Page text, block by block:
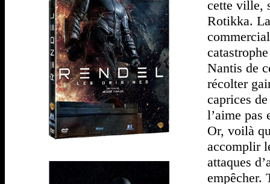
cette ville,
Rotikka.
Nantis de
récolter
caprices
l’aime pas
Or, voilà
accomplir
attaques
empêcher.